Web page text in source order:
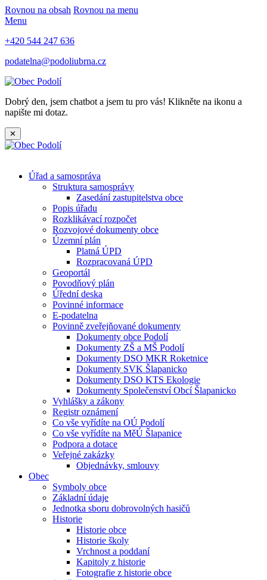
Rovnou na obsah Rovnou na menu
Menu
+420 544 247 636
podatelna@podoliubrna.cz
Dobrý den, jsem chatbot a jsem tu pro vás! Klikněte na ikonu a
napište mi dotaz.
✕
Úřad a samospráva
Struktura samosprávy
Zasedání zastupitelstva obce
Popis úřadu
Rozklikávací rozpočet
Rozvojové dokumenty obce
Územní plán
Platná ÚPD
Rozpracovaná ÚPD
Geoportál
Povodňový plán
Úřední deska
Povinné informace
E-podatelna
Povinně zveřejňované dokumenty
Dokumenty obce Podolí
Dokumenty ZŠ a MŠ Podolí
Dokumenty DSO MKR Roketnice
Dokumenty SVK Šlapanicko
Dokumenty DSO KTS Ekologie
Dokumenty Společenství Obcí Šlapanicko
Vyhlášky a zákony
Registr oznámení
Co vše vyřídíte na OÚ Podolí
Co vše vyřídíte na MěÚ Šlapanice
Podpora a dotace
Veřejné zakázky
Objednávky, smlouvy
Obec
Symboly obce
Základní údaje
Jednotka sboru dobrovolných hasičů
Historie
Historie obce
Historie školy
Vrchnost a poddaní
Kapitoly z historie
Fotografie z historie obce